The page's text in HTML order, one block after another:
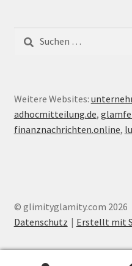
Suche
nach:
Weitere Websites:
adhocmitteilung.de,
finanznachrichten.online,
© glimityglamity.com 2026
Datenschutz
Erstellt mit